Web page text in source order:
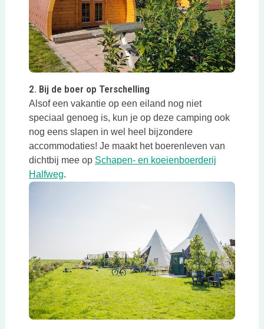
2. Bij de boer op Terschelling
Alsof een vakantie op een eiland nog niet
speciaal genoeg is, kun je op deze camping ook
nog eens slapen in wel heel bijzondere
accommodaties! Je maakt het boerenleven van
dichtbij mee op Schapen- en koeienboerderij
HalfwegDeze link opent in een nieuwe tab
.